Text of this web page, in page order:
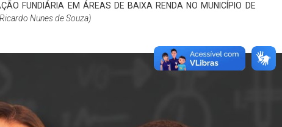
FUNDIÁRIA EM ÁREAS DE BAIXA RENDA NO MUNICÍPIO DE
Nunes de Souza)